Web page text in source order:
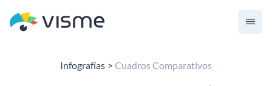
Infografías Cuadros Comparativos